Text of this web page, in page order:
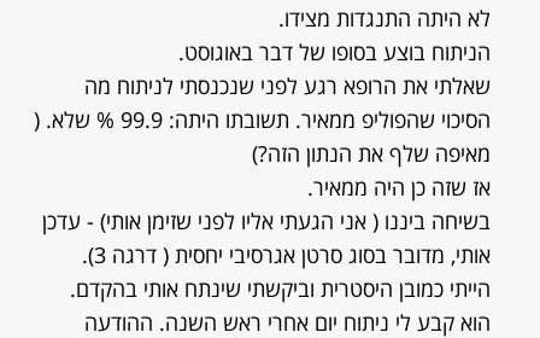
לא היתה התנגדות מצידו.
הניתוח בוצע בסופו של דבר באוגוסט.
שאלתי את הרופא רגע לפני שנכנסתי לניתוח מה
הסיכוי שהפוליפ ממאיר. תשובתו היתה: 99.9 % שלא. (
מאיפה שלף את הנתון הזה?)
אז שזה כן היה ממאיר.
בשיחה ביננו ( אני הגעתי אליו לפני שזימן אותי) - עדכן
אותי, מדובר בסוג סרטן אגרסיבי יחסית ( דרגה 3).
הייתי כמובן היסטרית וביקשתי שינתח אותי בהקדם.
הוא קבע לי ניתוח יום אחרי ראש השנה. ההודעה